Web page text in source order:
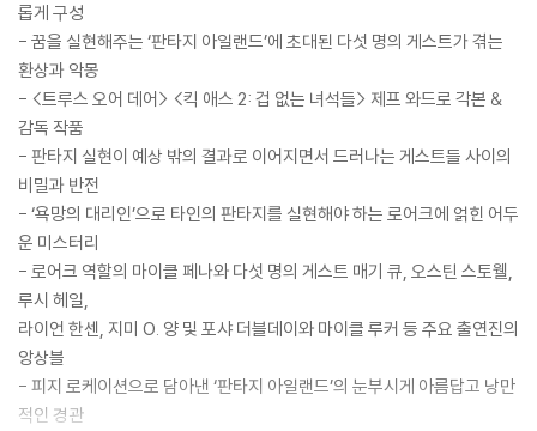
롭게 구성
- 꿈을 실현해주는 ‘판타지 아일랜드’에 초대된 다섯 명의 게스트가 겪는
환상과 악몽
- <트루스 오어 데어> <킥 애스 2: 겁 없는 녀석들> 제프 와드로 각본 &
감독 작품
- 판타지 실현이 예상 밖의 결과로 이어지면서 드러나는 게스트들 사이의
비밀과 반전
- ‘욕망의 대리인’으로 타인의 판타지를 실현해야 하는 로어크에 얽힌 어두
운 미스터리
- 로어크 역할의 마이클 페나와 다섯 명의 게스트 매기 큐, 오스틴 스토웰,
루시 헤일,
라이언 한센, 지미 O. 양 및 포샤 더블데이와 마이클 루커 등 주요 출연진의
앙상블
- 피지 로케이션으로 담아낸 ‘판타지 아일랜드’의 눈부시게 아름답고 낭만
적인 경관